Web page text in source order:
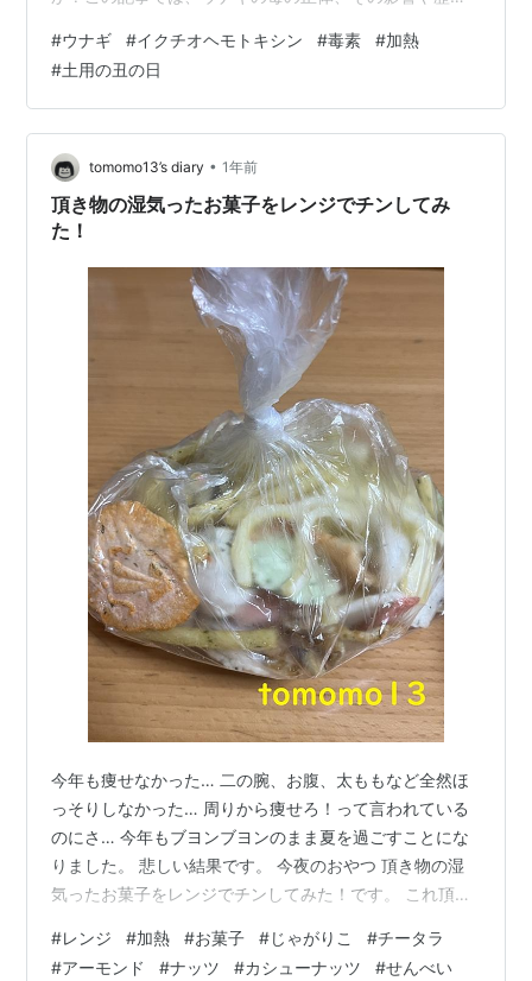
点まで詳しく解説します。 🧪 ウナギの血液に含まれる
「イクチオヘモトキシン」とは？ ウナギの血液にはイク
チオヘモトキシン（Ichthyotoxin）と呼ばれるたんぱく質
性の毒素が含まれています。これは魚類の一部が持つ自
然毒で、人間にとっては消化器や神経系にダメージを与
える可能性があります。 イクチオ…
#ウナギ #イクチオヘモトキシン #毒素 #加熱
#土用の丑の日
tomomo13’s diary • 1年前
頂き物の湿気ったお菓子をレンジでチンしてみ
た！
今年も痩せなかった… 二の腕、お腹、太ももなど全然ほ
っそりしなかった… 周りから痩せろ！って言われている
のにさ… 今年もブヨンブヨンのまま夏を過ごすことにな
りました。 悲しい結果です。 今夜のおやつ 頂き物の湿
気ったお菓子をレンジでチンしてみた！です。 これ頂き
笑 おばあちゃん家でもこんな風に貰った記憶がある。 よ
#レンジ #加熱 #お菓子 #じゃがりこ #チータラ
#アーモンド #ナッツ #カシューナッツ #せんべい